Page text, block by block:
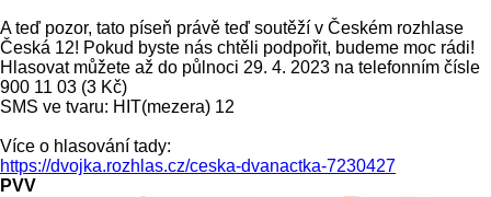
A teď pozor, tato píseň právě teď soutěží v Českém rozhlase
Česká 12! Pokud byste nás chtěli podpořit, budeme moc rádi!
Hlasovat můžete až do půlnoci 29. 4. 2023 na telefonním čísle
900 11 03 (3 Kč)
SMS ve tvaru: HIT(mezera) 12
Více o hlasování tady:
https://dvojka.rozhlas.cz/ceska-dvanactka-7230427
PVV